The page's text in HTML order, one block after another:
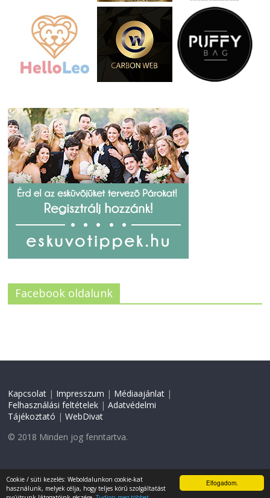
Elfogadom.
Cookie / süti kezelés: Weboldalunkon cookie-kat
használunk, melyek célja, hogy teljes körû szolgáltatást
Facebook oldalunk
Kapcsolat | Impresszum | Médiaajánlat |
Felhasználási feltételek |Adatvédelmi
Tájékoztató |WebDivat
© 2018 Minden jog fenntartva.
Weboldal készítés:CW